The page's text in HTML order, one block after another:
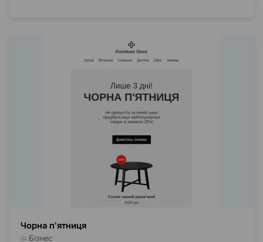
Чорна п'ятниця
Бізнес